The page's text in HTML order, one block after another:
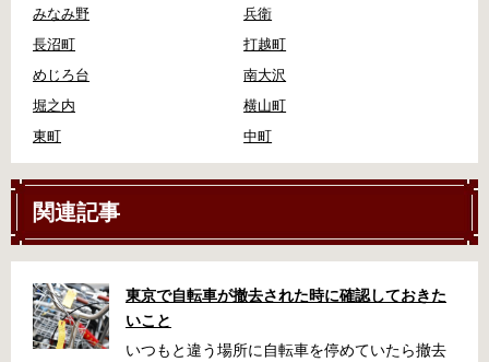
みなみ野
兵衛
長沼町
打越町
めじろ台
南大沢
堀之内
横山町
東町
中町
関連記事
東京で自転車が撤去された時に確認しておきた
いこと
いつもと違う場所に自転車を停めていたら撤去